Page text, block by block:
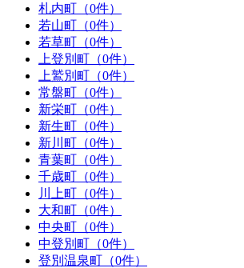
札内町（0件）
若山町（0件）
若草町（0件）
上登別町（0件）
上鷲別町（0件）
常盤町（0件）
新栄町（0件）
新生町（0件）
新川町（0件）
青葉町（0件）
千歳町（0件）
川上町（0件）
大和町（0件）
中央町（0件）
中登別町（0件）
登別温泉町（0件）